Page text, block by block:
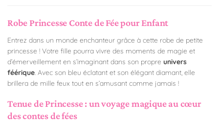
Robe Princesse Conte de Fée pour Enfant
Entrez dans un monde enchanteur grâce à cette robe de petite
princesse ! Votre fille pourra vivre des moments de magie et
d’émerveillement en s’imaginant dans son propre univers
féérique . Avec son bleu éclatant et son élégant diamant, elle
brillera de mille feux tout en s’amusant comme jamais !
Tenue de Princesse : un voyage magique au cœur
des contes de fées